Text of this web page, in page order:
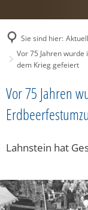
Sie sind hier:
Vor 75 Jahren
dem Krieg gefeiert
Vor 75 Jahren
Lahnstein hat